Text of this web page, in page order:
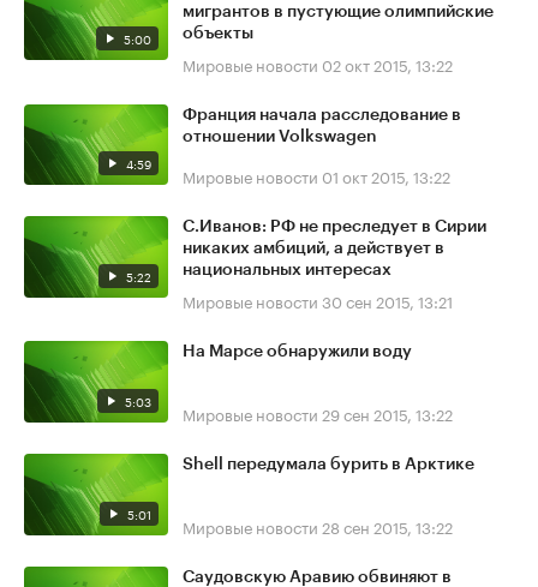
5:00
мигрантов в пустующие олимпийские
объекты
Мировые новости 02 окт 2015, 13:22
4:59
Франция начала расследование в
отношении Volkswagen
Мировые новости 01 окт 2015, 13:22
5:22
С.Иванов: РФ не преследует в Сирии
никаких амбиций, а действует в
национальных интересах
Мировые новости 30 сен 2015, 13:21
5:03
На Марсе обнаружили воду
Мировые новости 29 сен 2015, 13:22
5:01
Shell передумала бурить в Арктике
Мировые новости 28 сен 2015, 13:22
Саудовскую Аравию обвиняют в